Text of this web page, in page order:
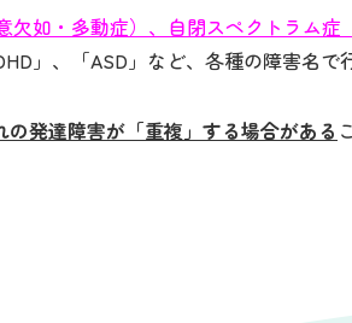
欠如・多動症）、自閉スペクトラム
」、「ASD」など、各種の障害名で
の発達障害が「重複」する場合がある